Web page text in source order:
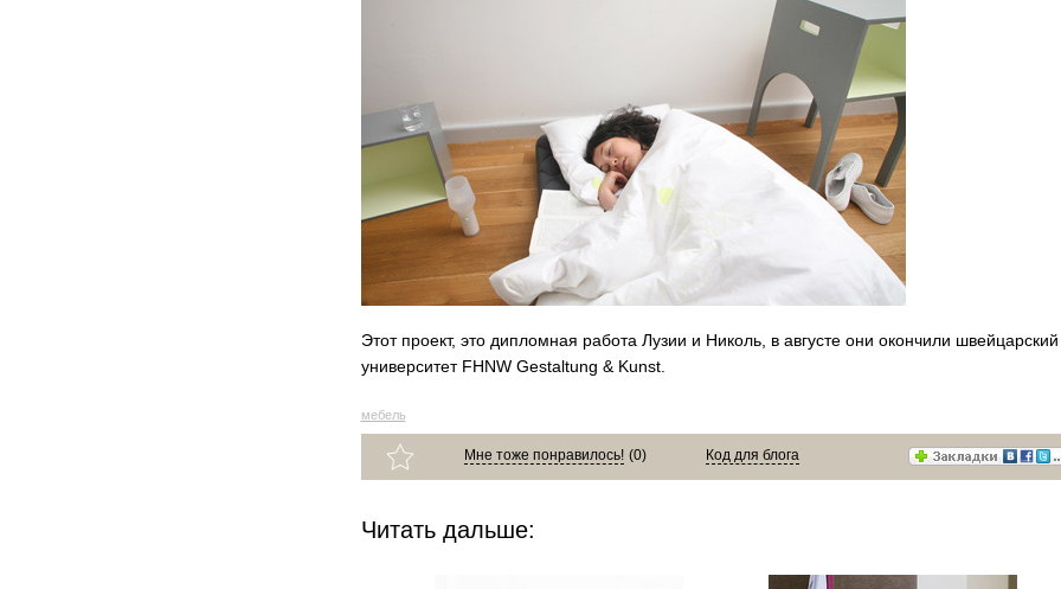
Этот проект, это дипломная работа Лузии и Николь, в августе они окончили швейцарский
университет FHNW Gestaltung & Kunst.
мебель
Мне тоже понравилось! (0) Код для блога
Читать дальше: